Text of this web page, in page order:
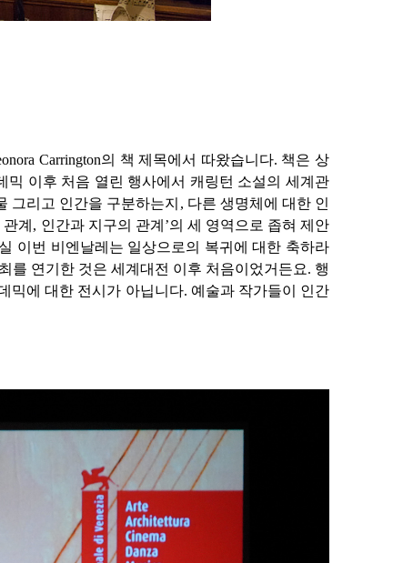
Carrington의 책 제목에서 따왔습니다. 책은 상
믹 이후 처음 열린 행사에서 캐링턴 소설의 세계관
그리고 인간을 구분하는지 , 다른 생명체에 대한 인
계 , 인간과 지구의 관계 ’의 세 영역으로 좁혀 제안
이번 비엔날레는 일상으로의 복귀에 대한 축하라
를 연기한 것은 세계대전 이후 처음이었거든요. 행
믹에 대한 전시가 아닙니다. 예술과 작가들이 인간